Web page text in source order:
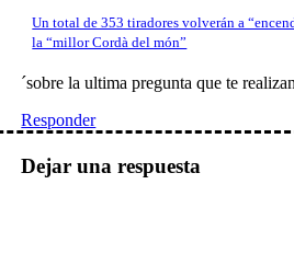
Un total de 353 tiradores volverán a
la “millor Cordà del món”
´sobre la ultima pregunta que te
Responder
Dejar una respuesta